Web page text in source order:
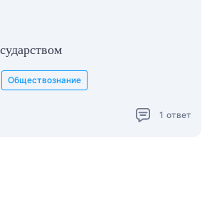
Обществознание
1 ответ